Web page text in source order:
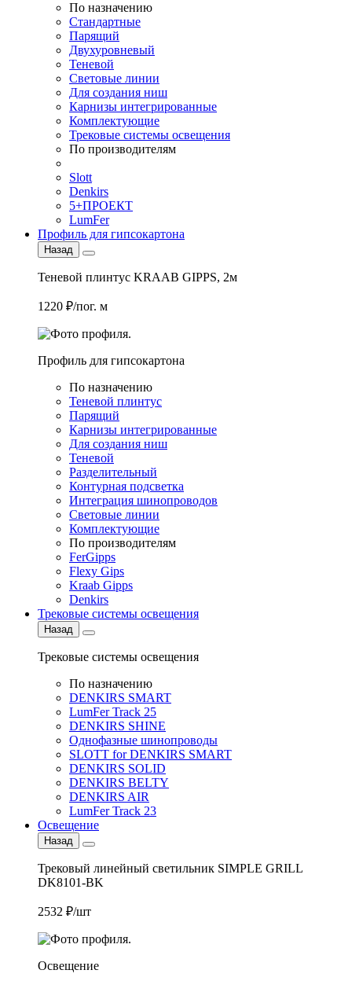
По назначению
Стандартные
Парящий
Двухуровневый
Теневой
Световые линии
Для создания ниш
Карнизы интегрированные
Комплектующие
Трековые системы освещения
По производителям
Slott
Denkirs
5+ПРОЕКТ
LumFer
Профиль для гипсокартона
Назад
Теневой плинтус KRAAB GIPPS, 2м
1220 ₽/пог. м
Профиль для гипсокартона
По назначению
Теневой плинтус
Парящий
Карнизы интегрированные
Для создания ниш
Теневой
Разделительный
Контурная подсветка
Интеграция шинопроводов
Световые линии
Комплектующие
По производителям
FerGipps
Flexy Gips
Kraab Gipps
Denkirs
Трековые системы освещения
Назад
Трековые системы освещения
По назначению
DENKIRS SMART
LumFer Track 25
DENKIRS SHINE
Однофазные шинопроводы
SLOTT for DENKIRS SMART
DENKIRS SOLID
DENKIRS BELTY
DENKIRS AIR
LumFer Track 23
Освещение
Назад
Трековый линейный светильник SIMPLE GRILL
DK8101-BK
2532 ₽/шт
Освещение